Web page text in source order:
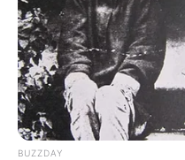
BUZZDAY